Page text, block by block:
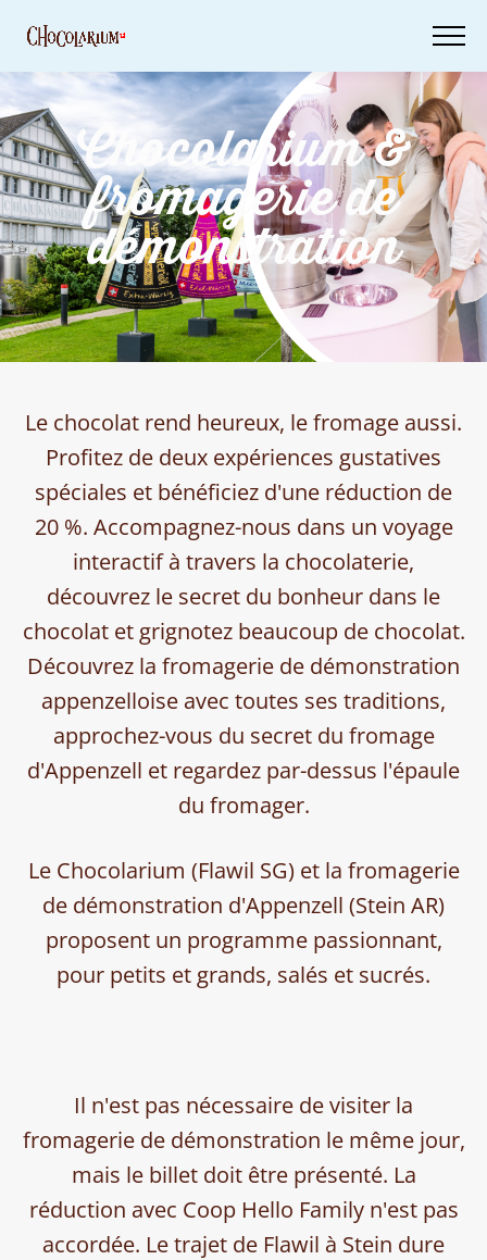
content
Billets
Ta
visite
Bons
d'achat
Chocolarium &
fromagerie de
démonstration
Le chocolat rend heureux, le fromage aussi.
Profitez de deux expériences gustatives
spéciales et bénéficiez d'une réduction de
20 %. Accompagnez-nous dans un voyage
interactif à travers la chocolaterie,
découvrez le secret du bonheur dans le
chocolat et grignotez beaucoup de chocolat.
Découvrez la fromagerie de démonstration
appenzelloise avec toutes ses traditions,
approchez-vous du secret du fromage
d'Appenzell et regardez par-dessus l'épaule
du fromager.
Le Chocolarium (Flawil SG) et la fromagerie
de démonstration d'Appenzell (Stein AR)
proposent un programme passionnant,
pour petits et grands, salés et sucrés.
Il n'est pas nécessaire de visiter la
fromagerie de démonstration le même jour,
mais le billet doit être présenté. La
réduction avec Coop Hello Family n'est pas
accordée. Le trajet de Flawil à Stein dure